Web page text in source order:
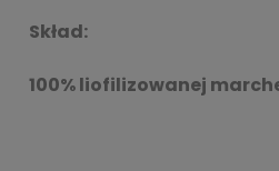
Skład:
100% liofilizowanej